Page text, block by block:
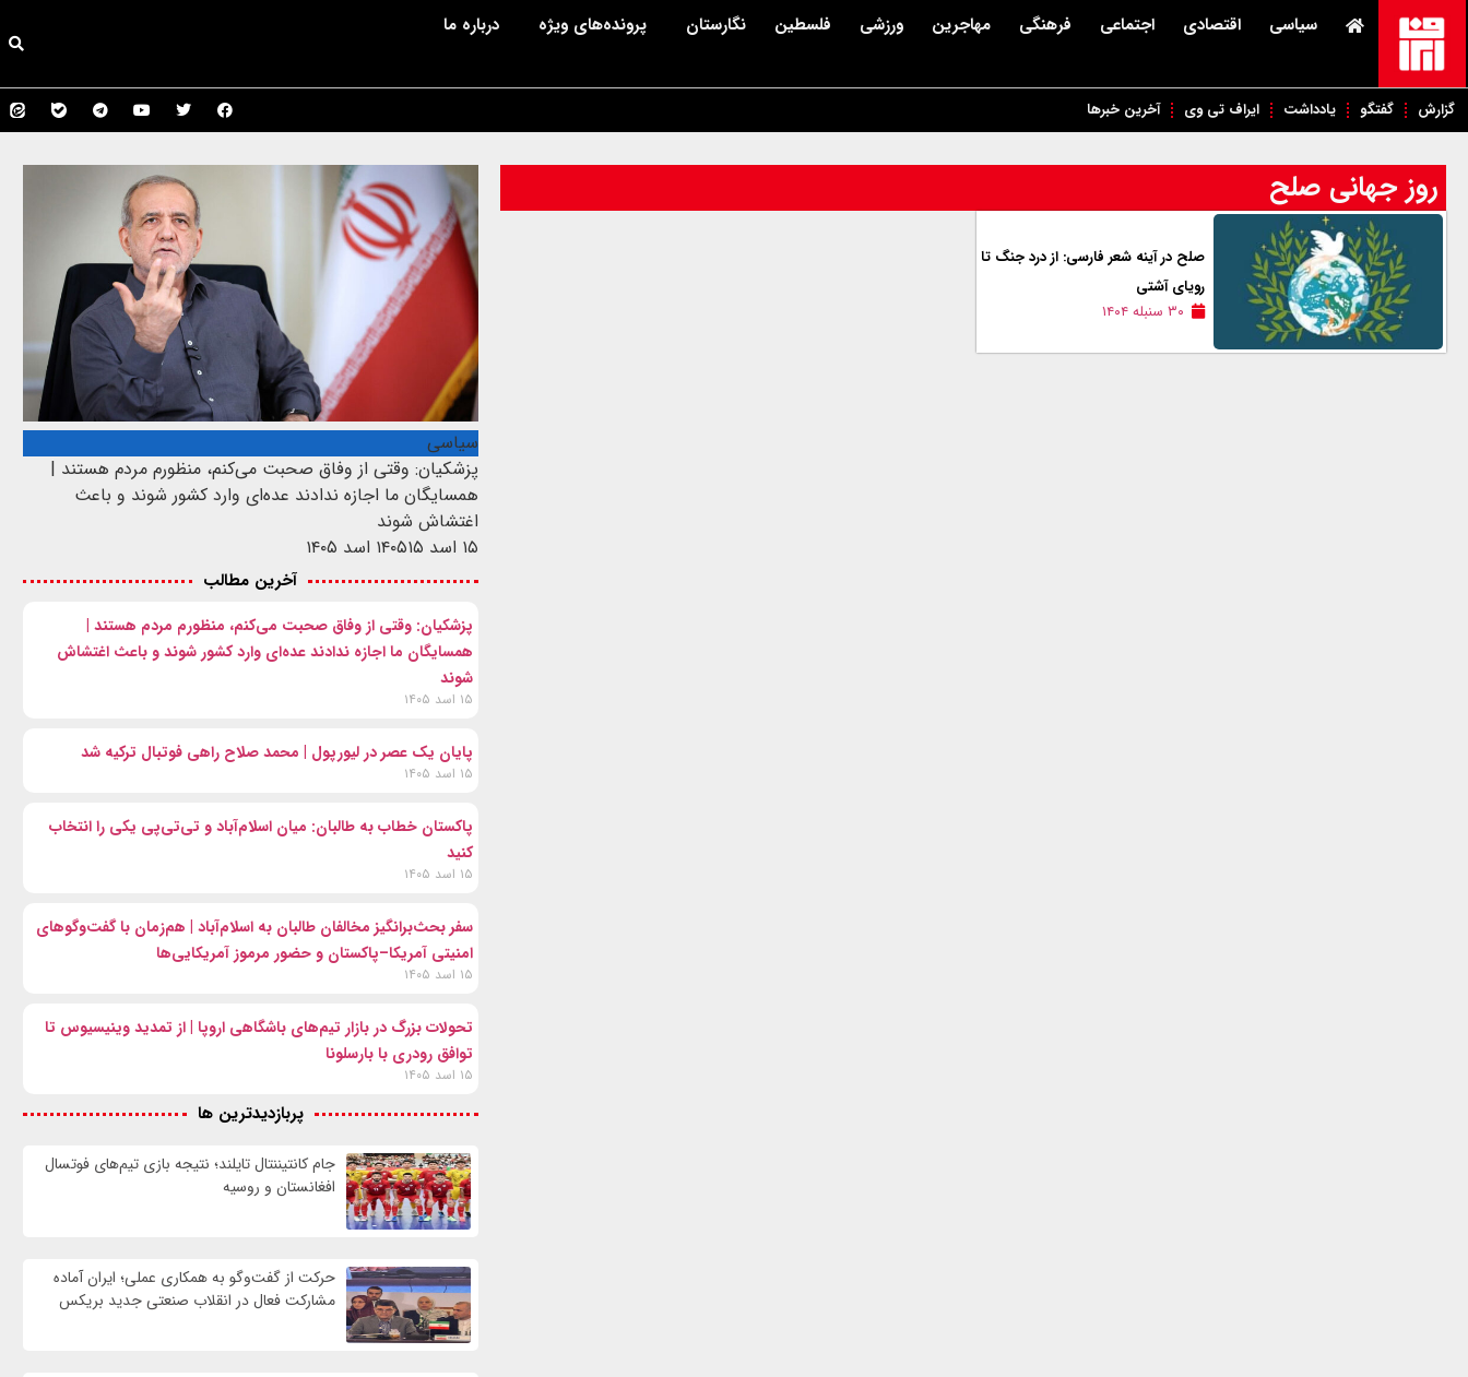
سیاسی اقتصادی اجتماعی فرهنگی مهاجرین ورزشی فلسطین نگارستان پرونده‌های ویژه درباره ما
گزارش گفتگو یادداشت ایراف تی وی آخرین خبرها
روز جهانی صلح
صلح در آینه شعر فارسی: از درد جنگ تا
رویای آشتی
۳۰ سنبله ۱۴۰۴
سیاسی
پزشکیان: وقتی از وفاق صحبت می‌کنم، منظورم مردم هستند |
همسایگان ما اجازه ندادند عده‌ای وارد کشور شوند و باعث
اغتشاش شوند
۱۵ اسد ۱۴۰۵
۱۵ اسد ۱۴۰۵
آخرین مطالب
پزشکیان: وقتی از وفاق صحبت می‌کنم، منظورم مردم هستند |
همسایگان ما اجازه ندادند عده‌ای وارد کشور شوند و باعث اغتشاش
شوند
۱۵ اسد ۱۴۰۵
پایان یک عصر در لیورپول | محمد صلاح راهی فوتبال ترکیه شد
۱۵ اسد ۱۴۰۵
پاکستان خطاب به طالبان: میان اسلام‌آباد و تی‌تی‌پی یکی را انتخاب
کنید
۱۵ اسد ۱۴۰۵
سفر بحث‌برانگیز مخالفان طالبان به اسلام‌آباد | هم‌زمان با گفت‌وگوهای
امنیتی آمریکا–پاکستان و حضور مرموز آمریکایی‌ها
۱۵ اسد ۱۴۰۵
تحولات بزرگ در بازار تیم‌های باشگاهی اروپا | از تمدید وینیسیوس تا
توافق رودری با بارسلونا
۱۵ اسد ۱۴۰۵
پربازدیدترین ها
جام کانتیننتال تایلند؛ نتیجه بازی تیم‌های فوتسال
افغانستان و روسیه
حرکت از گفت‌وگو به همکاری عملی؛ ایران آماده
مشارکت فعال در انقلاب صنعتی جدید بریکس